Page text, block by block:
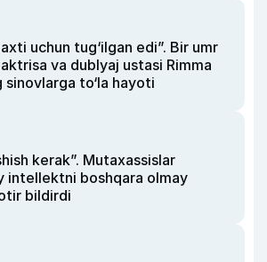
uchun tug‘ilgan edi”. Bir umr
va dublyaj ustasi Rimma
sinovlarga to‘la hayoti
kerak”. Mutaxassislar
intellektni boshqara olmay
bildirdi